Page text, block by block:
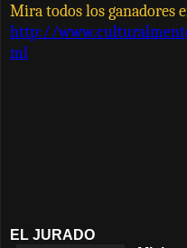
Mira todos los ganadores
http://
ml
EL JURADO